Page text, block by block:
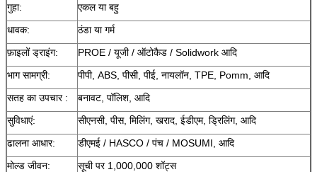
गुहा:
एकल या बहु
धावक:
ठंडा या गर्म
फ़ाइलों ड्राइंग:
PROE / यूजी / ऑटोकैड / Solidwork आदि
भाग सामग्री:
पीपी, ABS, पीसी, पीई, नायलॉन, TPE, Pomm, आदि
सतह का उपचार :
बनावट, पॉलिश, आदि
सुविधाएं:
सीएनसी, पीस, मिलिंग, खराद, ईडीएम, ड्रिलिंग, आदि
ढालना आधार:
डीएमई / HASCO / पंच / MOSUMI, आदि
मोल्ड जीवन:
सूची पर 1,000,000 शॉट्स